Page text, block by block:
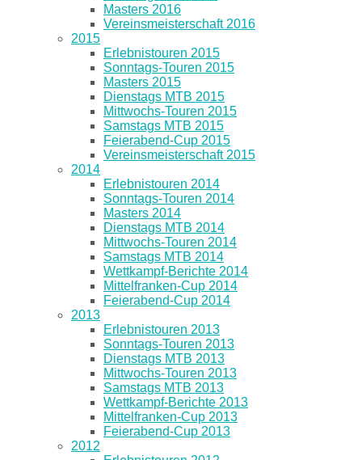
Masters 2016
Vereinsmeisterschaft 2016
2015
Erlebnistouren 2015
Sonntags-Touren 2015
Masters 2015
Dienstags MTB 2015
Mittwochs-Touren 2015
Samstags MTB 2015
Feierabend-Cup 2015
Vereinsmeisterschaft 2015
2014
Erlebnistouren 2014
Sonntags-Touren 2014
Masters 2014
Dienstags MTB 2014
Mittwochs-Touren 2014
Samstags MTB 2014
Wettkampf-Berichte 2014
Mittelfranken-Cup 2014
Feierabend-Cup 2014
2013
Erlebnistouren 2013
Sonntags-Touren 2013
Dienstags MTB 2013
Mittwochs-Touren 2013
Samstags MTB 2013
Wettkampf-Berichte 2013
Mittelfranken-Cup 2013
Feierabend-Cup 2013
2012